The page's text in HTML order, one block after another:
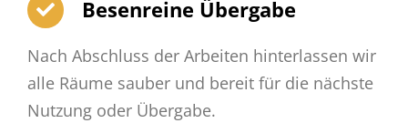
Besenreine Übergabe
Nach Abschluss der Arbeiten hinterlassen wir
alle Räume sauber und bereit für die nächste
Nutzung oder Übergabe.